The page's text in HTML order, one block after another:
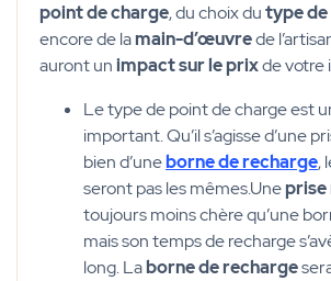
point de charge, du choix dutype
encore de lamain-d’œuvrede
auront unimpact sur le prixde votre
Le type de point de charge est
important. Qu’il s’agisse d’une
bien d’uneborne de recharge,
seront pas les mêmes.Une
toujours moins chère qu’une
mais son temps de recharge
long. Laborne de recharge